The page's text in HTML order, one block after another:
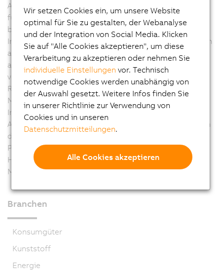
Anforderungen an die Qualität und Zuverlässigkeit
führte SEMITOOL zu B&R, deren Produkte nun auf
breiter Front eingesetzt werden. Mit B&R-
Industrierechnern der APC-Serie sowie Servoverstärkern
aus der ACOPOS-Familie profitiert SEMITOOL von
ausgereifter und skalierbarer Technik. Die Verwendung
von POWERLINK als Systembus ermöglichte durch die
Reduktion des Verdrahtungsaufwands bei den
Maschinen einen klaren Schaltschrankaufbau. Durch
Integration der Sicherheitsfunktionen soll dieser
Aufwand zukünftig noch weiter reduziert werden. Durch
die Entwicklung und Fertigung einer eigenen
Produktlinie am Standort Salzburg für einen neuen
Halbleiterprozess kommt B&R-Technik in SEMITOOL-
Maschinen weltweit zum Einsatz.
Branchen
Konsumgüter
Kunststoff
Energie
Wir setzen Cookies ein, um unsere Website
optimal für Sie zu gestalten, der Webanalyse
und der Integration von Social Media. Klicken
Sie auf "Alle Cookies akzeptieren", um diese
Verarbeitung zu akzeptieren oder nehmen Sie
individuelle Einstellungen vor. Technisch
notwendige Cookies werden unabhängig von
der Auswahl gesetzt. Weitere Infos finden Sie
in unserer Richtlinie zur Verwendung von
Cookies und in unseren
Datenschutzmitteilungen.
Alle Cookies akzeptieren